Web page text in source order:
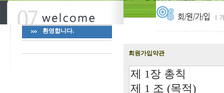
환영합니다.
회원가입약관